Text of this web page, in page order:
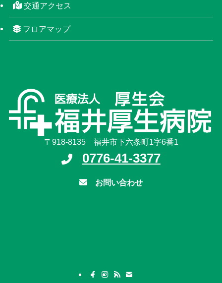
交通アクセス
フロアマップ
〒918-8135 福井市下六条町1字6番1
0776-41-3377
お問い合わせ